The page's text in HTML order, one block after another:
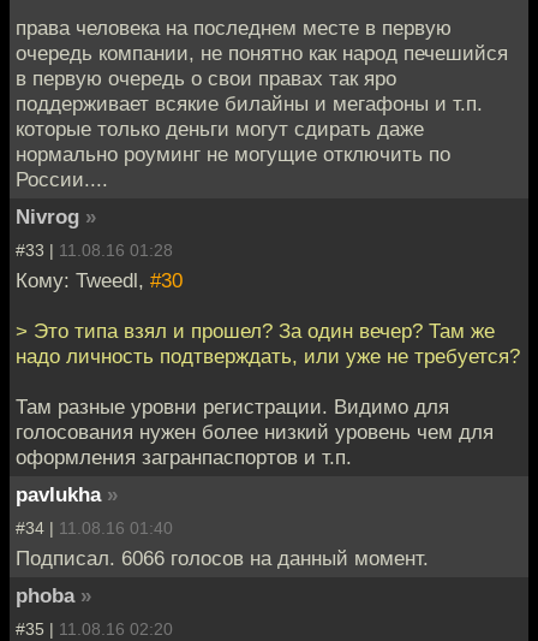
права человека на последнем месте в первую
очередь компании, не понятно как народ печешийся
в первую очередь о свои правах так яро
поддерживает всякие билайны и мегафоны и т.п.
которые только деньги могут сдирать даже
нормально роуминг не могущие отключить по
России....
Nivrog »
#33 | 11.08.16 01:28
Кому: Tweedl, #30
> Это типа взял и прошел? За один вечер? Там же
надо личность подтверждать, или уже не требуется?
Там разные уровни регистрации. Видимо для
голосования нужен более низкий уровень чем для
оформления загранпаспортов и т.п.
pavlukha »
#34 | 11.08.16 01:40
Подписал. 6066 голосов на данный момент.
phoba »
#35 | 11.08.16 02:20